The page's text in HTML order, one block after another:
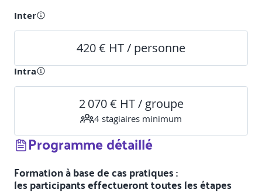
Inter
420 € HT / personne
Intra
2 070 € HT / groupe
4 stagiaires minimum
Programme détaillé
Formation à base de cas pratiques :
les participants effectueront toutes les étapes